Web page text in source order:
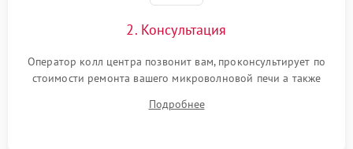
2. Консультация
Оператор колл центра позвонит вам, проконсультирует по
стоимости ремонта вашего микроволновой печи а также
Подробнее